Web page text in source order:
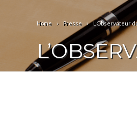
Home Presse L’Observateur